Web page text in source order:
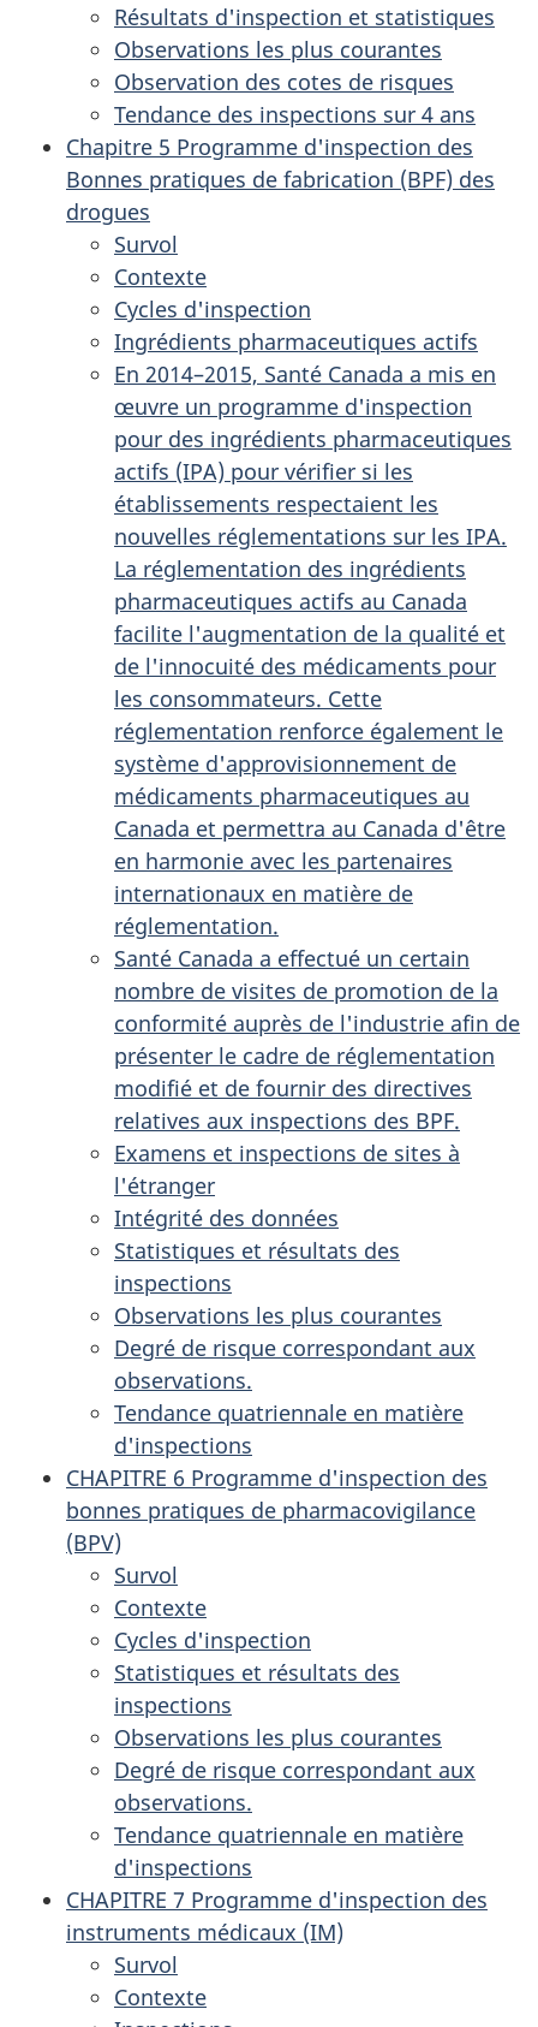
Résultats d'inspection et statistiques
Observations les plus courantes
Observation des cotes de risques
Tendance des inspections sur 4 ans
Chapitre 5 Programme d'inspection des
Bonnes pratiques de fabrication (BPF) des
drogues
Survol
Contexte
Cycles d'inspection
Ingrédients pharmaceutiques actifs
En 2014–2015, Santé Canada a mis en
œuvre un programme d'inspection
pour des ingrédients pharmaceutiques
actifs (IPA) pour vérifier si les
établissements respectaient les
nouvelles réglementations sur les IPA.
La réglementation des ingrédients
pharmaceutiques actifs au Canada
facilite l'augmentation de la qualité et
de l'innocuité des médicaments pour
les consommateurs. Cette
réglementation renforce également le
système d'approvisionnement de
médicaments pharmaceutiques au
Canada et permettra au Canada d'être
en harmonie avec les partenaires
internationaux en matière de
réglementation.
Santé Canada a effectué un certain
nombre de visites de promotion de la
conformité auprès de l'industrie afin de
présenter le cadre de réglementation
modifié et de fournir des directives
relatives aux inspections des BPF.
Examens et inspections de sites à
l'étranger
Intégrité des données
Statistiques et résultats des
inspections
Observations les plus courantes
Degré de risque correspondant aux
observations.
Tendance quatriennale en matière
d'inspections
CHAPITRE 6 Programme d'inspection des
bonnes pratiques de pharmacovigilance
(BPV)
Survol
Contexte
Cycles d'inspection
Statistiques et résultats des
inspections
Observations les plus courantes
Degré de risque correspondant aux
observations.
Tendance quatriennale en matière
d'inspections
CHAPITRE 7 Programme d'inspection des
instruments médicaux (IM)
Survol
Contexte